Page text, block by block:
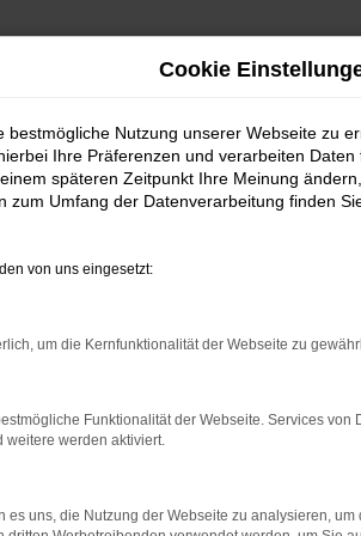
Golf
Brenk steht
zu sein, sollten wir ins Gespräch
gut eingefahrenes Fahrzeug einsteigt,
lassen die Preise purzeln und sind
auch im Gebrauchtwagenbereich eine
Cookie
bestmögliche Nutzung unserer Webseite zu
Ihre Präferenzen und verarbeiten
späteren Zeitpunkt Ihre Meinung
zum Umfang der Datenverarbeitung finden
von uns eingesetzt:
um die Kernfunktionalität der Webseite zu
Funktionalität der Webseite. Services von
weitere werden aktiviert.
es uns, die Nutzung der Webseite zu analysieren,